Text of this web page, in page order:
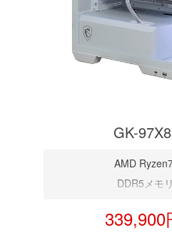
GK-
AMD
DDR5メモ
339,900